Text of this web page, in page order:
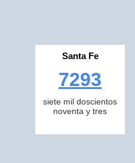
Santa Fe
7293
siete mil doscientos
noventa y tres